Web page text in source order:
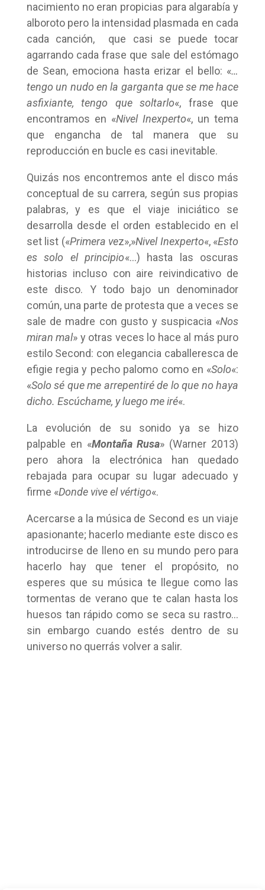
nacimiento no eran propicias para algarabía y
alboroto pero la intensidad plasmada en cada
cada canción, que casi se puede tocar
agarrando cada frase que sale del estómago
de Sean, emociona hasta erizar el bello: «…
tengo un nudo en la garganta que se me hace
asfixiante, tengo que soltarlo«, frase que
encontramos en «Nivel Inexperto«, un tema
que engancha de tal manera que su
reproducción en bucle es casi inevitable.
Quizás nos encontremos ante el disco más
conceptual de su carrera, según sus propias
palabras, y es que el viaje iniciático se
desarrolla desde el orden establecido en el
set list («Primera vez»,»Nivel Inexperto«, «Esto
es solo el principio«…) hasta las oscuras
historias incluso con aire reivindicativo de
este disco. Y todo bajo un denominador
común, una parte de protesta que a veces se
sale de madre con gusto y suspicacia «Nos
miran mal» y otras veces lo hace al más puro
estilo Second: con elegancia caballeresca de
efigie regia y pecho palomo como en «Solo«:
«Solo sé que me arrepentiré de lo que no haya
dicho. Escúchame, y luego me iré«.
La evolución de su sonido ya se hizo
palpable en «Montaña Rusa» (Warner 2013)
pero ahora la electrónica han quedado
rebajada para ocupar su lugar adecuado y
firme «Donde vive el vértigo«.
Acercarse a la música de Second es un viaje
apasionante; hacerlo mediante este disco es
introducirse de lleno en su mundo pero para
hacerlo hay que tener el propósito, no
esperes que su música te llegue como las
tormentas de verano que te calan hasta los
huesos tan rápido como se seca su rastro…
sin embargo cuando estés dentro de su
universo no querrás volver a salir.